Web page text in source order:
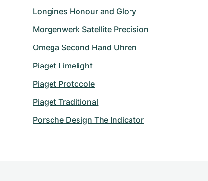
Longines Honour and Glory
Morgenwerk Satellite Precision
Omega Second Hand Uhren
Piaget Limelight
Piaget Protocole
Piaget Traditional
Porsche Design The Indicator